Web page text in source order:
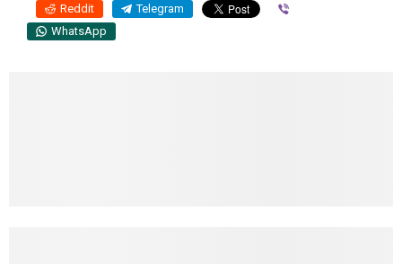
Reddit Telegram
WhatsApp